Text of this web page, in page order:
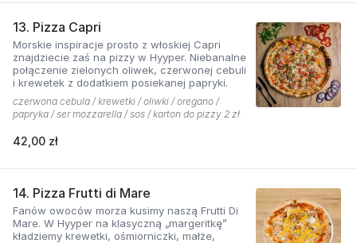
13. Pizza Capri
Morskie inspiracje prosto z włoskiej Capri
znajdziecie zaś na pizzy w Hyyper. Niebanalne
połączenie zielonych oliwek, czerwonej cebuli
i krewetek z dodatkiem posiekanej papryki.
czerwona cebula / krewetki / oliwki / oregano /
papryka / ser mozzarella / sos / karton do pizzy 2 zł
42,00 zł
14. Pizza Frutti di Mare
Fanów owoców morza kusimy naszą Frutti Di
Mare. W Hyyper na klasyczną „margeritkę”
kładziemy krewetki, ośmiorniczki, małże,